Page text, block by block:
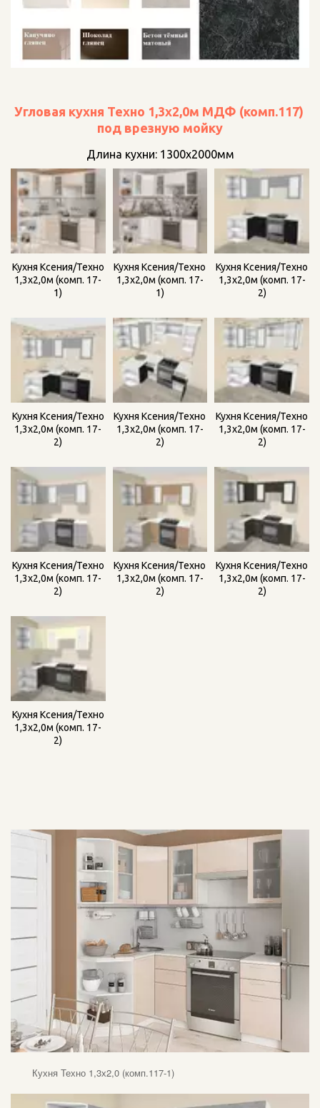
Угловая кухня Техно 1,3х2,0м МДФ (комп.117)
под врезную мойку
Длина кухни: 1300х2000мм
Кухня Ксения/Техно
1,3х2,0м (комп. 17-
1)
Кухня Ксения/Техно
1,3х2,0м (комп. 17-
1)
Кухня Ксения/Техно
1,3х2,0м (комп. 17-
2)
Кухня Ксения/Техно
1,3х2,0м (комп. 17-
2)
Кухня Ксения/Техно
1,3х2,0м (комп. 17-
2)
Кухня Ксения/Техно
1,3х2,0м (комп. 17-
2)
Кухня Ксения/Техно
1,3х2,0м (комп. 17-
2)
Кухня Ксения/Техно
1,3х2,0м (комп. 17-
2)
Кухня Ксения/Техно
1,3х2,0м (комп. 17-
2)
Кухня Ксения/Техно
1,3х2,0м (комп. 17-
2)
Кухня Техно 1,3х2,0 (комп.117-1)